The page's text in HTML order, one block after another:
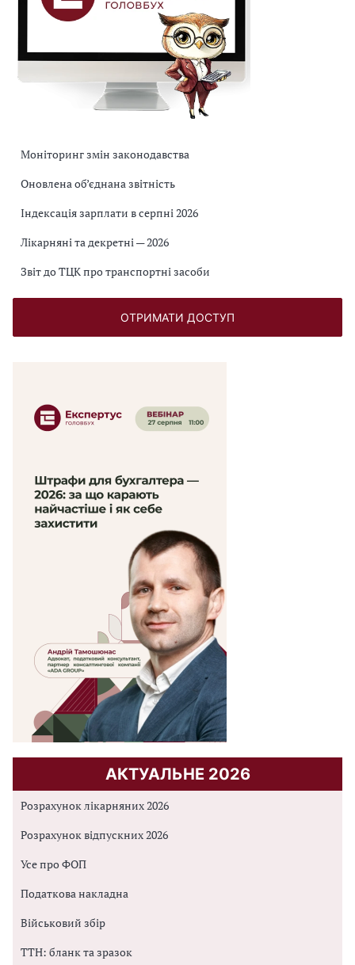
Моніторинг змін законодавства
Оновлена об’єднана звітність
Індексація зарплати в серпні 2026
Лікарняні та декретні — 2026
Звіт до ТЦК про транспортні засоби
ОТРИМАТИ ДОСТУП
АКТУАЛЬНЕ 2026
Розрахунок лікарняних 2026
Розрахунок відпускних 2026
Усе про ФОП
Податкова накладна
Військовий збір
ТТН: бланк та зразок